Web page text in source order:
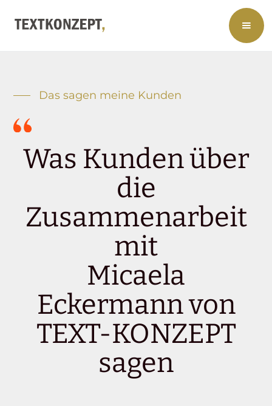
Das sagen meine Kunden
Was Kunden über
die
Zusammenarbeit
mit
Micaela
Eckermann von
TEXT-KONZEPT
sagen